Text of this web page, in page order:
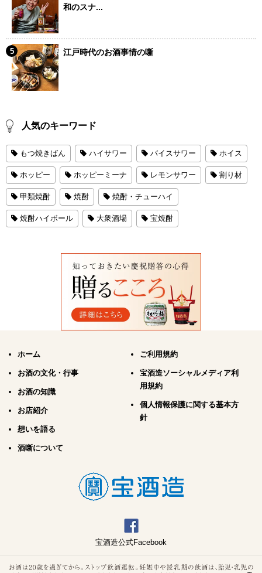
和のスナ...
江戸時代のお酒事情の噺
人気のキーワード
もつ焼きばん ハイサワー バイスサワー ホイス
ホッピー ホッピーミーナ レモンサワー 割り材
甲類焼酎 焼酎 焼酎・チューハイ
焼酎ハイボール 大衆酒場 宝焼酎
ホーム
お酒の文化・行事
お酒の知識
お店紹介
想いを語る
酒噺について
ご利用規約
宝酒造ソーシャルメディア利
用規約
個人情報保護に関する基本方
針
宝酒造公式Facebook